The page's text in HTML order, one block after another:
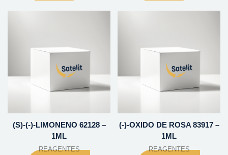
(S)-(-)-LIMONENO 62128 –
1ML
REAGENTES
(-)-OXIDO DE ROSA 83917 –
1ML
REAGENTES